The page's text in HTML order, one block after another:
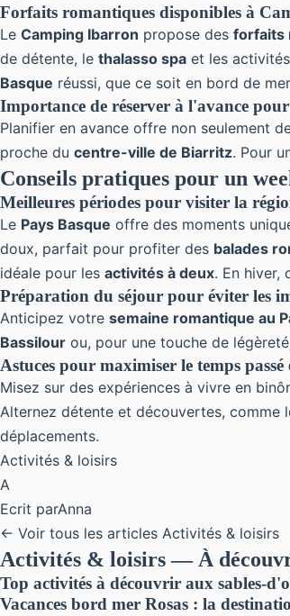
Forfaits romantiques disponibles à
Le Camping Ibarron propose des forfaits
de détente, le thalasso spa et les
Basque réussi, que ce soit en bord de
Importance de réserver à l'avance
Planifier en avance offre non seulement
proche du centre-ville de Biarritz. Pour
Conseils pratiques pour un
Meilleures périodes pour visiter la
Le Pays Basque offre des moments
doux, parfait pour profiter des balades
idéale pour les activités à deux. En hiver,
Préparation du séjour pour éviter les
Anticipez votre semaine romantique au
Bassilour ou, pour une touche de
Astuces pour maximiser le temps passé
Misez sur des expériences à vivre en
Alternez détente et découvertes, comme
déplacements.
Activités & loisirs
A
Ecrit parAnna
← Voir tous les articles Activités & loisirs
Activités & loisirs — À
Top activités à découvrir aux sables-
Vacances bord mer Rosas : la